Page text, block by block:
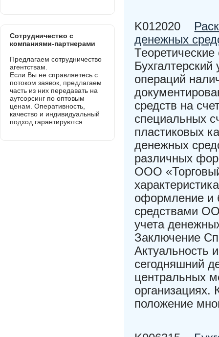
K012020
денежных
операций
средств на
специальных
пластиковых
денежных
различных
ООО
оформление и
средствами
учета
Заключение
Актуальность
сегодняшний
центральных
организациях.
положение
Сотрудничество с
компаниями-партнерами
Предлагаем сотрудничество
агентствам.
Если Вы не справляетесь с
потоком заявок, предлагаем
часть из них передавать на
аутсорсинг по оптовым
ценам. Оперативность,
качество и индивидуальный
подход гарантируются.